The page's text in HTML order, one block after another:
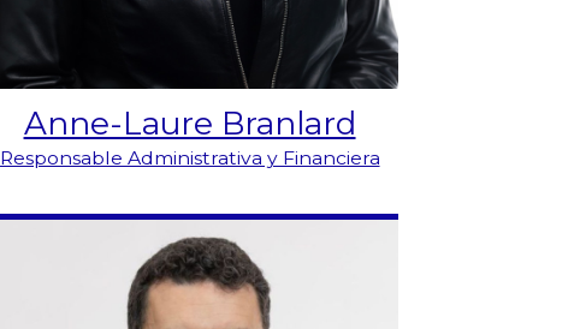
Anne-Laure Branlard
Responsable Administrativa y Financiera